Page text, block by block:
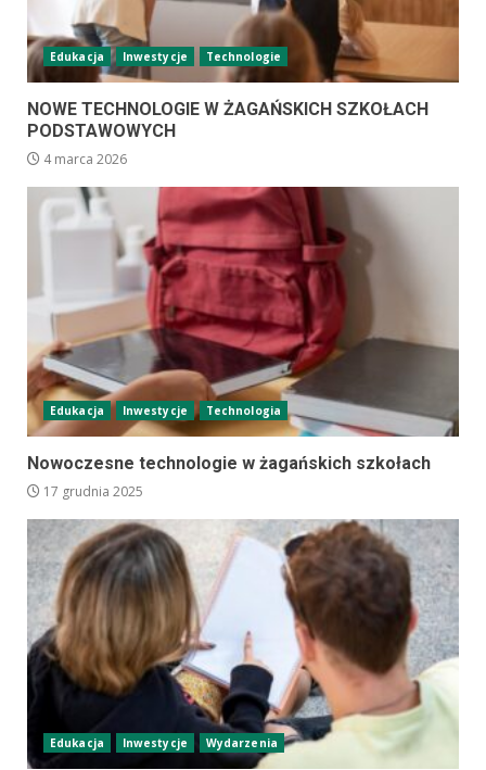
Edukacja Inwestycje Technologie
NOWE TECHNOLOGIE W ŻAGAŃSKICH SZKOŁACH
PODSTAWOWYCH
4 marca 2026
Edukacja Inwestycje Technologia
Nowoczesne technologie w żagańskich szkołach
17 grudnia 2025
Edukacja Inwestycje Wydarzenia